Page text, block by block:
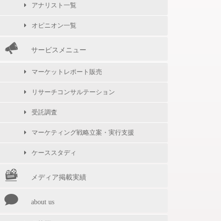
アナリスト一覧
オピニオン一覧
サービスメニュー
マーケットレポート販売
リサーチコンサルテーション
受託調査
マーケティング戦略立案・実行支援
ケーススタディ
メディア掲載実績
about us